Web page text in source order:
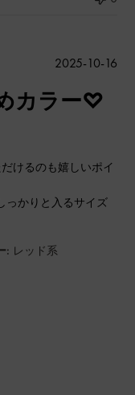
カラー♡
けるのも嬉しいポイ
っかりと入るサイズ
: レッド系
公
2025-10-16